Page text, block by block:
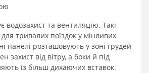
та вентиляцію. Такі
тривалих поїздок у мінливих
панелі розташовують у зоні грудей
захист від вітру, а боки й під
із більш дихаючих вставок.